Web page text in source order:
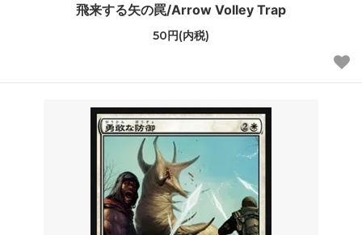
飛来する矢の罠/Arrow Volley Trap
50円(内税)